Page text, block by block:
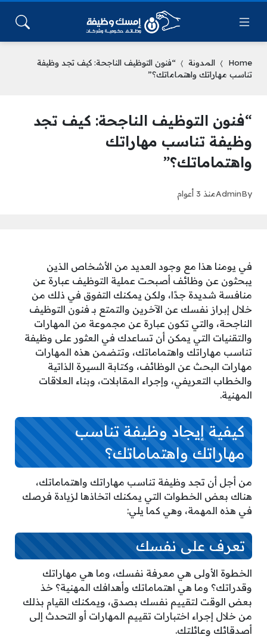
Home المدونة
“فنون التوظيف الناجحة: كيف تجد وظيفة
تناسب مهاراتك واهتماماتك؟”
“فنون التوظيف الناجحة: كيف تجد
وظيفة تناسب مهاراتك
واهتماماتك؟”
By
Adminمنذ 3 أعوام
في يومنا هذا مع وجود العديد من الأشخاص الذين
يبحثون عن وظائف أصبحت عملية التوظيف عبارة عن
منافسة شديدة جدًا، ولكن يمكنك التفوق في ذلك من
خلال إبراز نفسك عن الآخرين والتمتع بـ فنون التوظيف
الناجحة، والتي تكون عبارة عن مجموعة من المهارات
والتقنيات التي يمكن أن تساعدك في العثور على وظيفة
تناسب مهاراتك واهتماماتك، وتتضمن هذه المهارات
مهارات البحث عن الوظائف، وكتابة السيرة الذاتية
والخطاب التعريفي، وإجراء المقابلات، وبناء العلاقات
المهنية.
كيفية إيجاد وظيفة تناسب
مهاراتك واهتماماتك؟
من أجل أن تجد وظيفة تناسب مهاراتك واهتماماتك،
هناك بعض الخطوات التي يمكنك اتخاذها لزيادة فرصك
في هذه المهمة، وهي كما يلي:
تعرف على نفسك
الخطوة الأولى هي معرفة نفسك، وما هي مهاراتك
وقدراتك؟ وما هي اهتماماتك وأهدافك المهنية؟ خذ
بعض الوقت لتقييم نفسك بصدق، ويمكنك القيام بذلك
من خلال إجراء اختبارات تقييم المهارات أو التحدث إلى
أصدقائك وعائلتك.